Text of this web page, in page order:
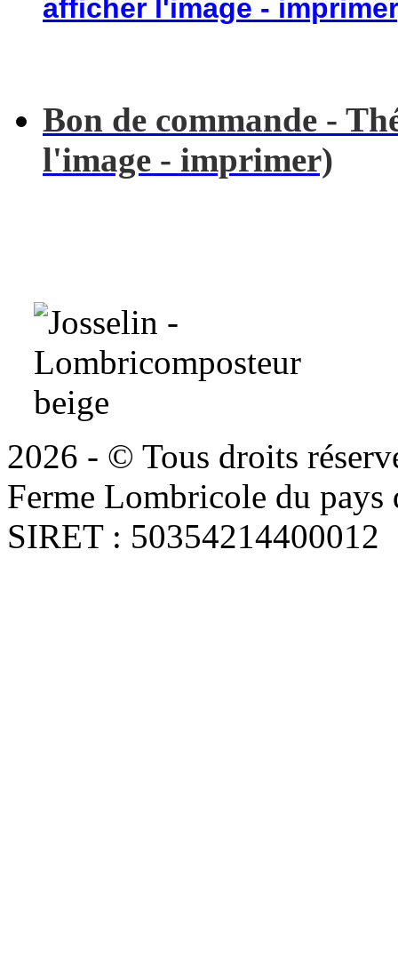
afficher l'image -
Bon de commande -
l'image - imprimer)
2026 - © Tous droits
Ferme Lombricole du pays
SIRET : 50354214400012